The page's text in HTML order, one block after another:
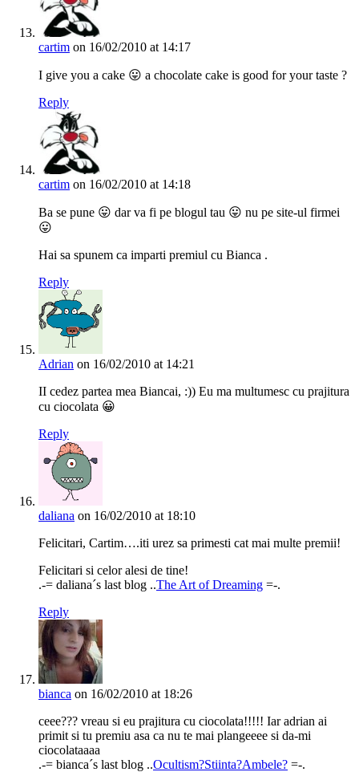
cartim on 16/02/2010 at 14:17
I give you a cake 😛 a chocolate cake is good for your taste ?
Reply
cartim on 16/02/2010 at 14:18
Ba se pune 😛 dar va fi pe blogul tau 😛 nu pe site-ul firmei
😛
Hai sa spunem ca imparti premiul cu Bianca .
Reply
Adrian on 16/02/2010 at 14:21
II cedez partea mea Biancai, :)) Eu ma multumesc cu prajitura
cu ciocolata 😀
Reply
daliana on 16/02/2010 at 18:10
Felicitari, Cartim….iti urez sa primesti cat mai multe premii!
Felicitari si celor alesi de tine!
.-= daliana´s last blog ..The Art of Dreaming =-.
Reply
bianca on 16/02/2010 at 18:26
ceee??? vreau si eu prajitura cu ciocolata!!!!! Iar adrian ai
primit si tu premiu asa ca nu te mai plangeeee si da-mi
ciocolataaaa
.-= bianca´s last blog ..Ocultism?Stiinta?Ambele? =-.